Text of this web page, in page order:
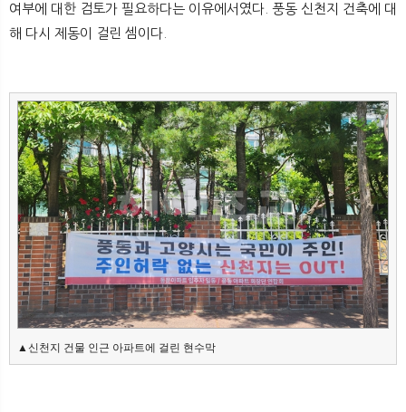
여부에 대한 검토가 필요하다는 이유에서였다. 풍동 신천지 건축에 대
해 다시 제동이 걸린 셈이다.
▲신천지 건물 인근 아파트에 걸린 현수막